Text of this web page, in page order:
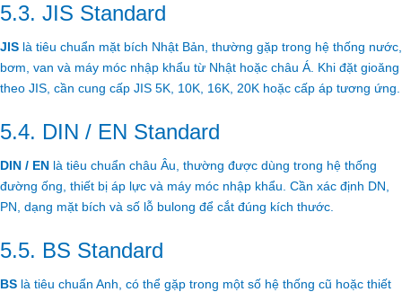
5.3. JIS Standard
JIS là tiêu chuẩn mặt bích Nhật Bản, thường gặp trong hệ thống nước,
bơm, van và máy móc nhập khẩu từ Nhật hoặc châu Á. Khi đặt gioăng
theo JIS, cần cung cấp JIS 5K, 10K, 16K, 20K hoặc cấp áp tương ứng.
5.4. DIN / EN Standard
DIN / EN là tiêu chuẩn châu Âu, thường được dùng trong hệ thống
đường ống, thiết bị áp lực và máy móc nhập khẩu. Cần xác định DN,
PN, dạng mặt bích và số lỗ bulong để cắt đúng kích thước.
5.5. BS Standard
BS là tiêu chuẩn Anh, có thể gặp trong một số hệ thống cũ hoặc thiết